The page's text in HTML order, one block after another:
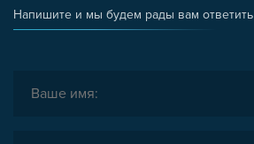
Напишите и мы будем рады вам ответить